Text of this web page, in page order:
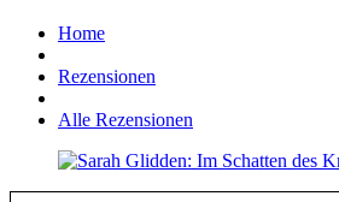
Home
Rezensionen
Alle Rezensionen